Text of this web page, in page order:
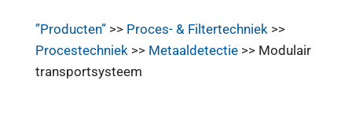
”Producten”>> Proces- & Filtertechniek>>
Procestechniek>> Metaaldetectie>> Modulair
transportsysteem